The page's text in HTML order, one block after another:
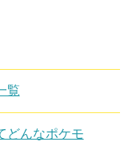
覧
どんなポケモ